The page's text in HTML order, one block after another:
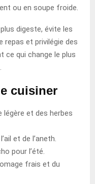
ou en soupe froide.
digeste, évite les
et privilégie des
ce qui change le plus
cuisiner
légère et des herbes
et de l’aneth.
pour l’été.
frais et du